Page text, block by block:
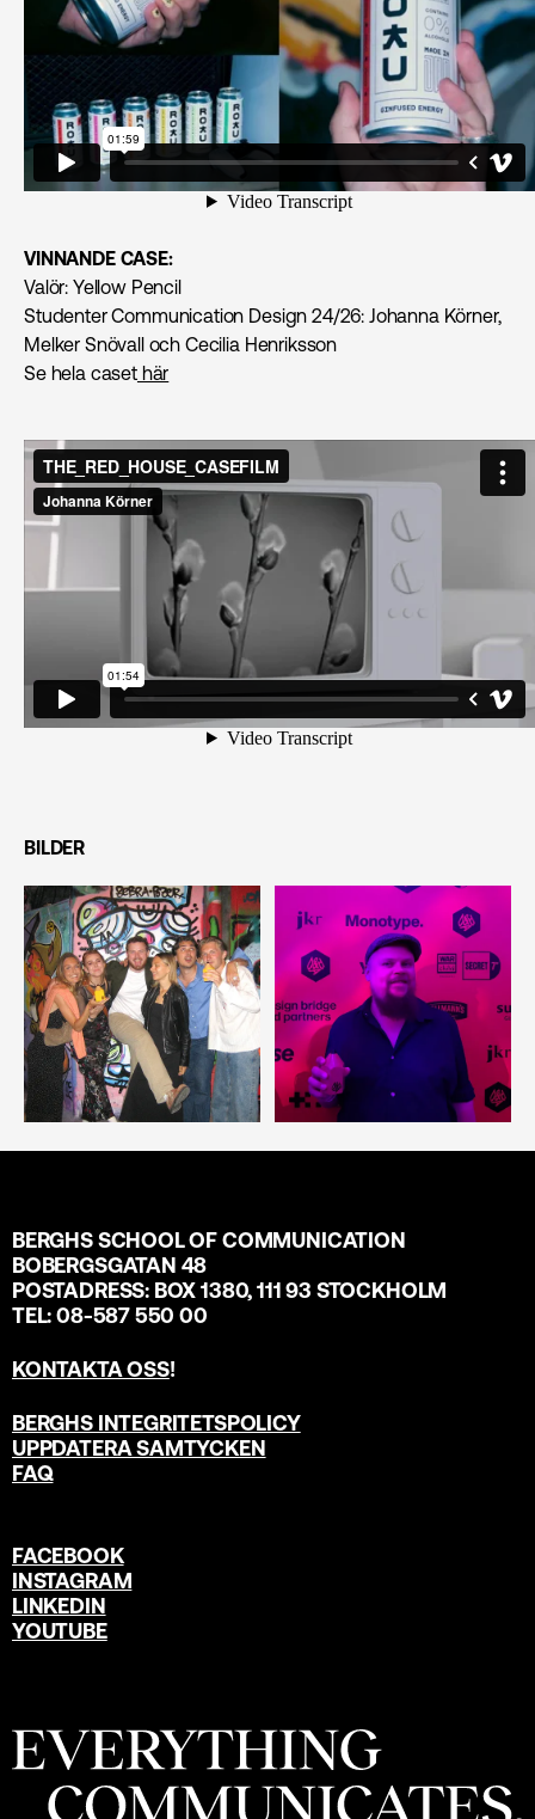
VINNANDE CASE:
Valör: Yellow Pencil
Studenter Communication Design 24/26: Johanna Körner,
Melker Snövall och Cecilia Henriksson
Se hela casethär
BILDER
BERGHS SCHOOL OF COMMUNICATION
BOBERGSGATAN 48
POSTADRESS: BOX 1380, 111 93 STOCKHOLM
TEL: 08-587 550 00
KONTAKTA OSS!
BERGHS INTEGRITETSPOLICY
UPPDATERA SAMTYCKEN
FAQ
FACEBOOK
INSTAGRAM
LINKEDIN
YOUTUBE